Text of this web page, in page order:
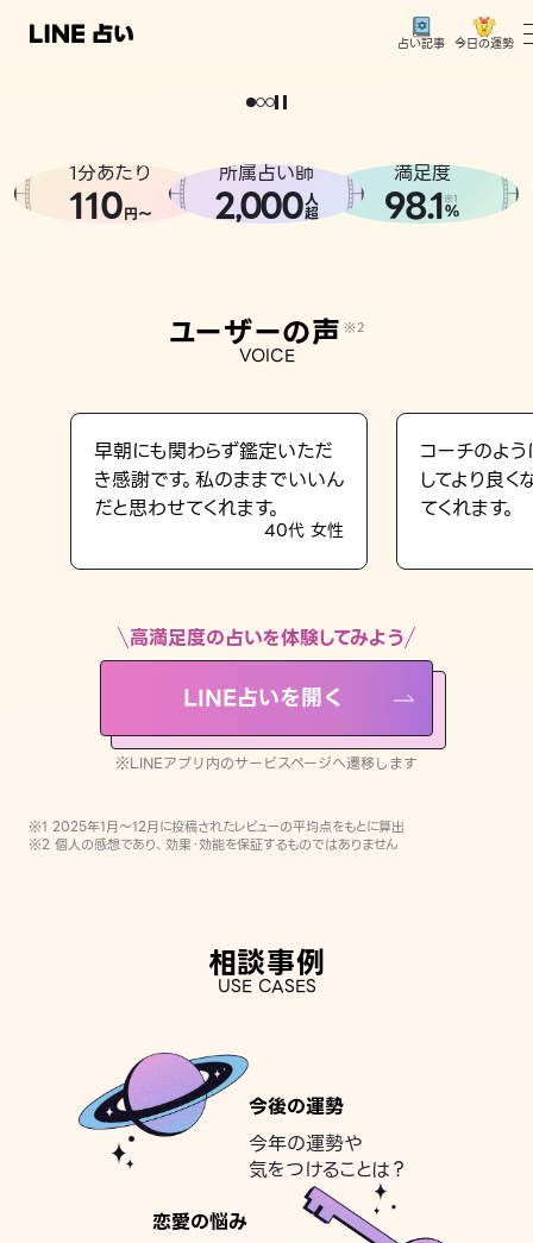
占い記事 今日の運勢
相談事例
LINE占いを開く
※LINEアプリ内のサービスページへ遷移します
どうせなら
。
1分あたり
110円〜
所属占い師
2,000人
超
満足度
98.1※1
%
ユーザーの声 ※2
VOICE
早朝にも関わらず鑑定いただ
き感謝です。私のままでいいん
だと思わせてくれます。
40代 女性
コーチのよ
してより良
てくれます。
高満足度の占いを体験してみよう
LINE占いを開く
※LINEアプリ内のサービスページへ遷移します
※1 2025年1月〜12月に投稿されたレビューの平均点をもとに算出
※2 個人の感想であり、効果・効能を保証するものではありません
相談事例
USE CASES
今後の運勢
今年の運勢や
気をつけることは？
恋愛の悩み